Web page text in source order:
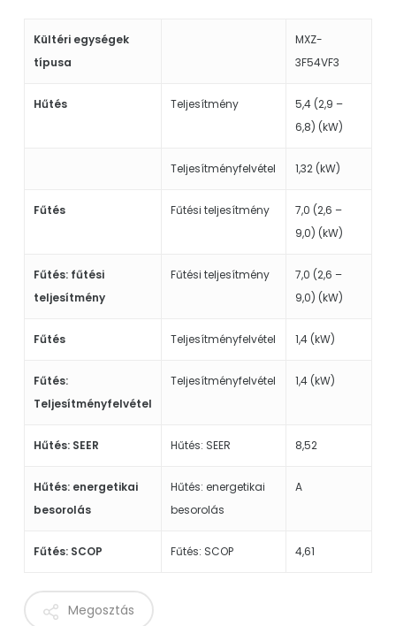
Kültéri egységek
típusa
MXZ-
3F54VF3
Hűtés Teljesítmény
5,4 (2,9 –
6,8) (kW)
Teljesítményfelvétel 1,32 (kW)
Fűtés Fűtési teljesítmény
7,0 (2,6 –
9,0) (kW)
Fűtés: fűtési
teljesítmény
Fűtési teljesítmény
7,0 (2,6 –
9,0) (kW)
Fűtés Teljesítményfelvétel 1,4 (kW)
Fűtés:
Teljesítményfelvétel
Teljesítményfelvétel 1,4 (kW)
Hűtés: SEER Hűtés: SEER 8,52
Hűtés: energetikai
besorolás
Hűtés: energetikai
besorolás
A
Fűtés: SCOP Fűtés: SCOP 4,61
Megosztás